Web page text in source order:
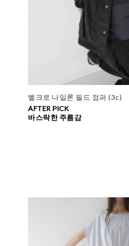
벨크로 나일론 필드 점퍼 (3c)
AFTER PICK
바스락한 주름감